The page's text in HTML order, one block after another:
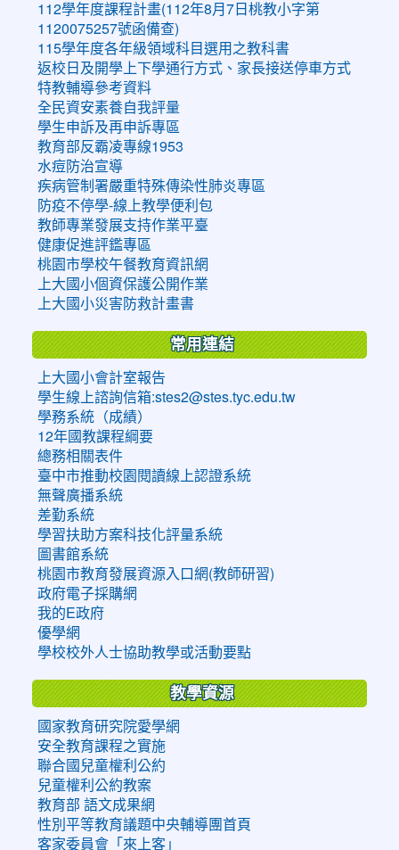
112學年度課程計畫(112年8月7日桃教小字第
1120075257號函備查)
115學年度各年級領域科目選用之教科書
返校日及開學上下學通行方式、家長接送停車方式
特教輔導參考資料
全民資安素養自我評量
學生申訴及再申訴專區
教育部反霸凌專線1953
水痘防治宣導
疾病管制署嚴重特殊傳染性肺炎專區
防疫不停學-線上教學便利包
教師專業發展支持作業平臺
健康促進評鑑專區
桃園市學校午餐教育資訊網
上大國小個資保護公開作業
上大國小災害防救計畫書
常用連結
上大國小會計室報告
學生線上諮詢信箱:stes2@stes.tyc.edu.tw
學務系統（成績）
12年國教課程綱要
總務相關表件
臺中市推動校園閱讀線上認證系統
無聲廣播系統
差勤系統
學習扶助方案科技化評量系統
圖書館系統
桃園市教育發展資源入口網(教師研習)
政府電子採購網
我的E政府
優學網
學校校外人士協助教學或活動要點
教學資源
國家教育研究院愛學網
安全教育課程之實施
聯合國兒童權利公約
兒童權利公約教案
教育部 語文成果網
性別平等教育議題中央輔導團首頁
客家委員會「來上客」